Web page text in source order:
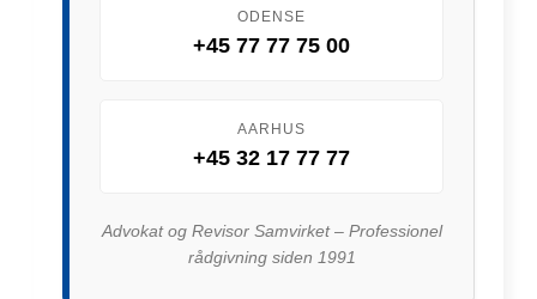
ODENSE
+45 77 77 75 00
AARHUS
+45 32 17 77 77
Advokat og Revisor Samvirket – Professionel
rådgivning siden 1991